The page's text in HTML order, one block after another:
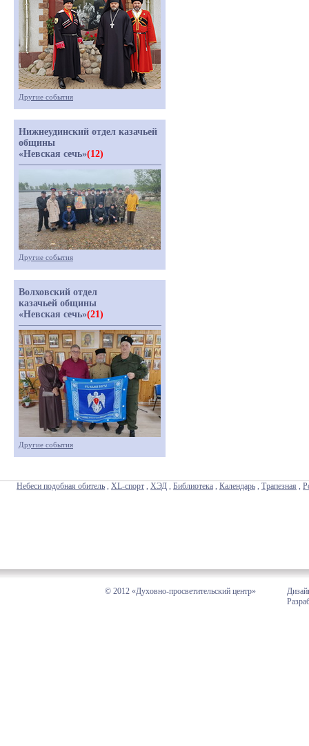
Другие события
Нижнеудинский отдел казачьей
общины
«Невская сечь»(12)
Другие события
Волховский отдел
казачьей общины
«Невская сечь»(21)
Другие события
Небеси подобная обитель , XL-спорт , ХЭД , Библиотека , Календарь , Трапезная ,
© 2012 «Духовно-просветительский центр»